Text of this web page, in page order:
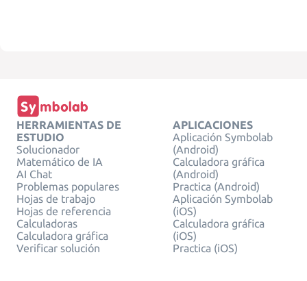
HERRAMIENTAS DE
ESTUDIO
Solucionador
Matemático de IA
AI Chat
Problemas populares
Hojas de trabajo
Hojas de referencia
Calculadoras
Calculadora gráfica
Verificar solución
APLICACIONES
Aplicación Symbolab
(Android)
Calculadora gráfica
(Android)
Practica (Android)
Aplicación Symbolab
(iOS)
Calculadora gráfica
(iOS)
Practica (iOS)